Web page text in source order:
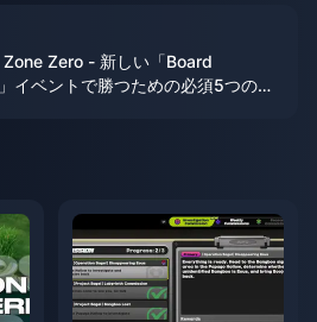
Zero - 新しい「Board
イベントで勝つための必須5つのヒ